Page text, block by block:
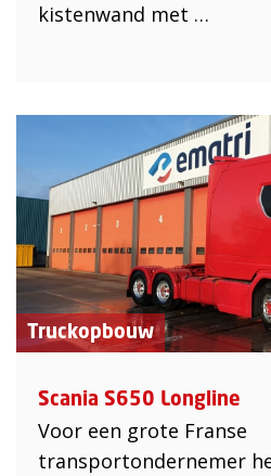
kistenwand met …
Truckopbouw
Scania S650 Longline
Voor een grote Franse
transportondernemer